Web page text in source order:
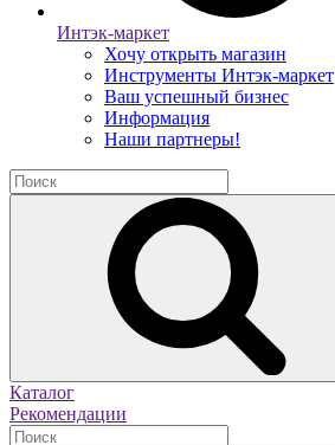
Интэк-маркет
Хочу открыть магазин
Инструменты Интэк-маркет
Ваш успешный бизнес
Информация
Наши партнеры!
Каталог
Рекомендации